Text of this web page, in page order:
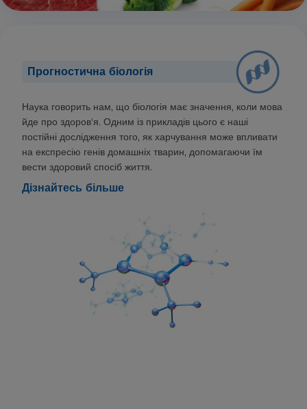
Прогностична біологія
Наука говорить нам, що біологія має значення, коли мова
йде про здоров'я. Одним із прикладів цього є наші
постійні дослідження того, як харчування може впливати
на експресію генів домашніх тварин, допомагаючи їм
вести здоровий спосіб життя.
Дізнайтесь більше